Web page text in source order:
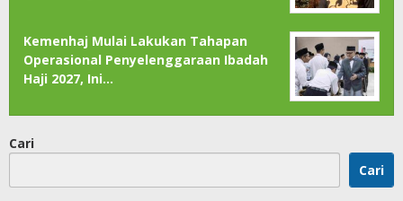
Kemenhaj Mulai Lakukan Tahapan
Operasional Penyelenggaraan Ibadah
Haji 2027, Ini…
Cari
Cari